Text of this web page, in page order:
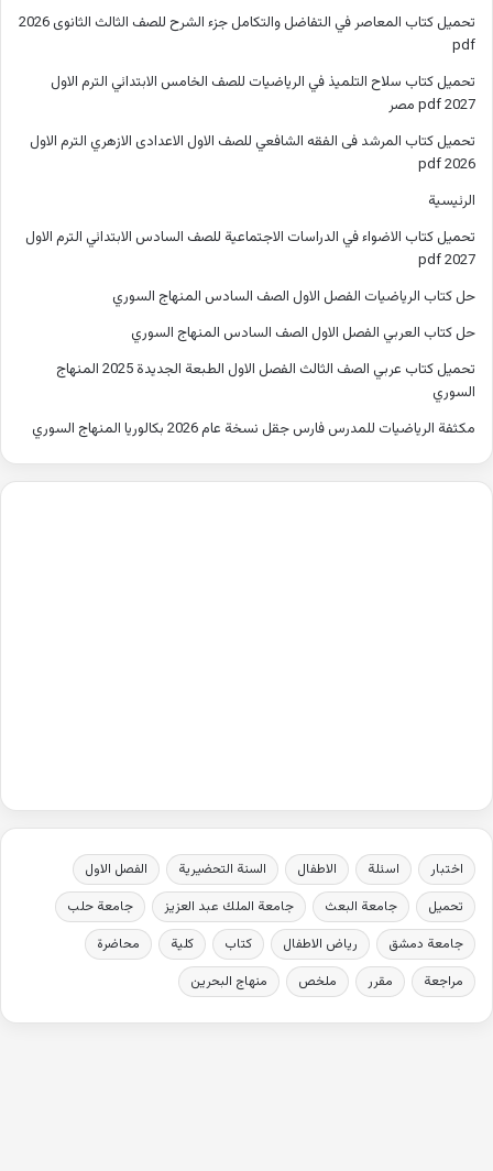
تحميل كتاب المعاصر في التفاضل والتكامل جزء الشرح للصف الثالث الثانوى 2026
pdf
تحميل كتاب سلاح التلميذ في الرياضيات للصف الخامس الابتدائي الترم الاول
2027 pdf مصر
تحميل كتاب المرشد فى الفقه الشافعي للصف الاول الاعدادى الازهري الترم الاول
2026 pdf
الرئيسية
تحميل كتاب الاضواء في الدراسات الاجتماعية للصف السادس الابتدائي الترم الاول
2027 pdf
حل كتاب الرياضيات الفصل الاول الصف السادس المنهاج السوري
حل كتاب العربي الفصل الاول الصف السادس المنهاج السوري
تحميل كتاب عربي الصف الثالث الفصل الاول الطبعة الجديدة 2025 المنهاج
السوري
مكثفة الرياضيات للمدرس فارس جقل نسخة عام 2026 بكالوريا المنهاج السوري
اختبار اسئلة الاطفال السنة التحضيرية
الفصل الاول
تحميل
جامعة البعث جامعة الملك عبد العزيز
جامعة حلب
جامعة دمشق
رياض الاطفال كتاب كلية
محاضرة
مراجعة
مقرر ملخص منهاج البحرين